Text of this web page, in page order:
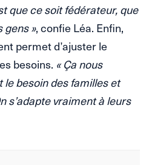
que ce soit fédérateur, que
gens », confie Léa. Enfin,
permet d’ajuster le
besoins. « Ça nous
besoin des familles et
s’adapte vraiment à leurs